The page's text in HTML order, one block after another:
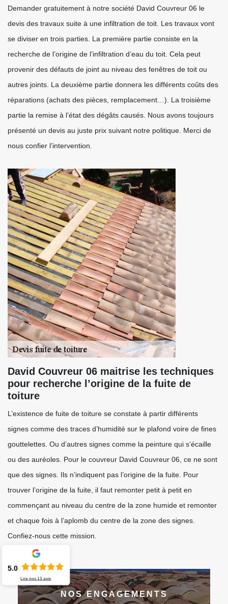
Demander gratuitement à notre société David Couvreur 06 le
devis des travaux suite à une infiltration de toit. Les travaux vont
se diviser en trois parties. La première partie consiste en la
recherche de l’origine de l’infiltration d’eau du toit. Cela peut
provenir des défauts de joint au niveau des fenêtres de toit ou
autres joints. La deuxième partie donnera les différents coûts des
réparations (achats des pièces, remplacement…). La troisième
partie la remise à l’état des dégâts causés. Nous avons toujours
présenté un devis au juste prix suivant notre politique. Merci de
nous confier l’intervention.
David Couvreur 06 maitrise les techniques
pour recherche l’origine de la fuite de
toiture
L’existence de fuite de toiture se constate à partir différents
signes comme des traces d’humidité sur le plafond voire de fines
gouttelettes. Ou d’autres signes comme la peinture qui s’écaille
ou des auréoles. Pour le couvreur David Couvreur 06, ce ne sont
que des signes. Ils n’indiquent pas l’origine de la fuite. Pour
trouver l’origine de la fuite, il faut remonter petit à petit en
commençant au niveau du centre de la zone humide et remonter
et chaque fois à l’aplomb du centre de la zone des signes.
Confiez-nous cette mission.
NOS ENGAGEMENTS
5.0
Lire nos13 avis